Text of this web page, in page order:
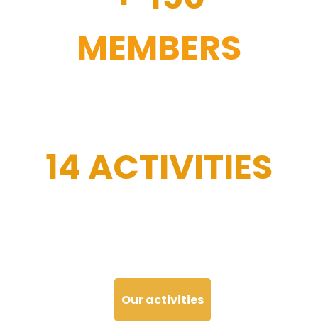
MEMBERS
14 ACTIVITIES
Our activities